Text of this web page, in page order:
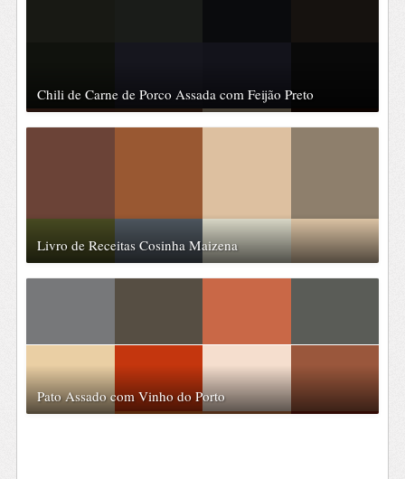
Chili de Carne de Porco Assada com Feijão Preto
Livro de Receitas Cosinha Maizena
Pato Assado com Vinho do Porto